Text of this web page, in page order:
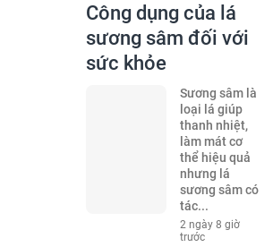
Công dụng của lá
sương sâm đối với
sức khỏe
Sương sâm là
loại lá giúp
thanh nhiệt,
làm mát cơ
thể hiệu quả
nhưng lá
sương sâm có
tác...
2 ngày 8 giờ
trước